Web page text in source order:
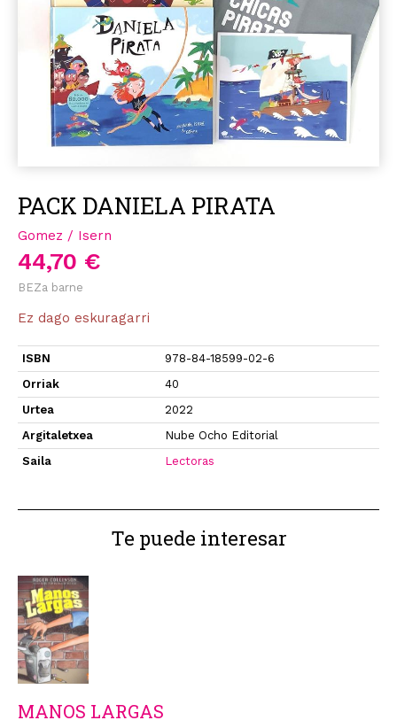
PACK DANIELA PIRATA
Gomez / Isern
44,70 €
BEZa barne
Ez dago eskuragarri
ISBN
978-84-18599-02-6
Orriak
40
Urtea
2022
Argitaletxea
Nube Ocho Editorial
Saila
Lectoras
Te puede interesar
MANOS LARGAS